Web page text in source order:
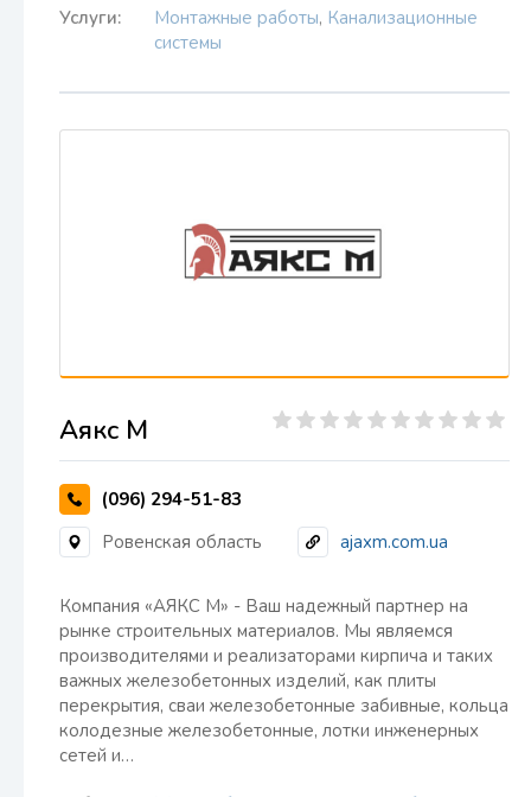
Услуги: Монтажные работы, Канализационные
системы
Аякс М
(096) 294-51-83
Ровенская область
ajaxm.com.ua
Компания «АЯКС М» - Ваш надежный партнер на
рынке строительных материалов. Мы являемся
производителями и реализаторами кирпича и таких
важных железобетонных изделий, как плиты
перекрытия, сваи железобетонные забивные, кольца
колодезные железобетонные, лотки инженерных
сетей и…